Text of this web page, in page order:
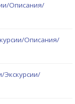
Описания/
Описания/
Экскурсии/